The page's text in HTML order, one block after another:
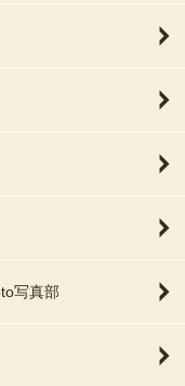
写真部